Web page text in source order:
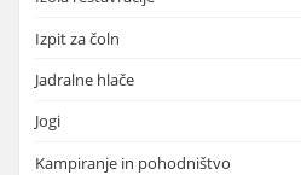
Izpit za čoln
Jadralne hlače
Jogi
Kampiranje in pohodništvo